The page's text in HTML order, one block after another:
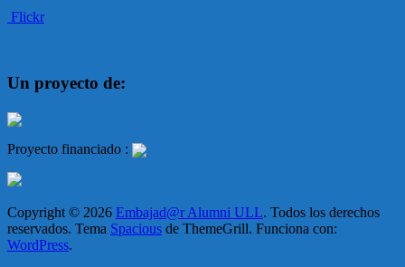
Flickr
Un proyecto de:
Proyecto financiado :
Copyright © 2026 Embajad@r Alumni ULL. Todos los derechos
reservados. Tema Spacious de ThemeGrill. Funciona con:
WordPress.